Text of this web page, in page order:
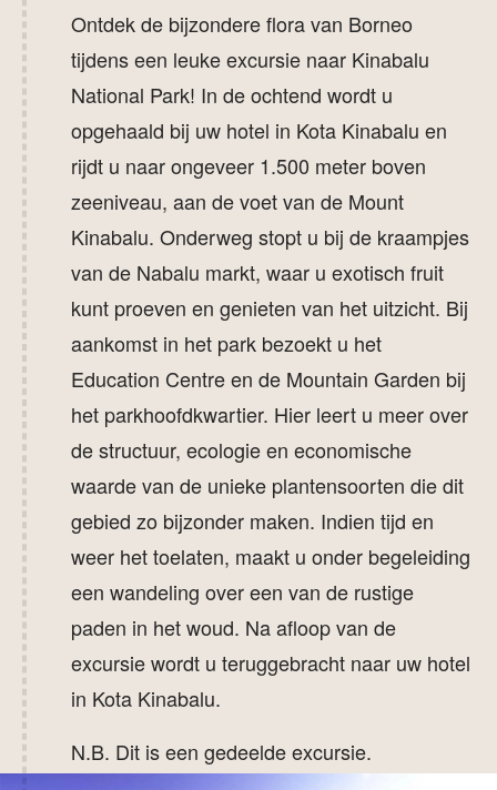
Ontdek de bijzondere flora van Borneo
tijdens een leuke excursie naar Kinabalu
National Park! In de ochtend wordt u
opgehaald bij uw hotel in Kota Kinabalu en
rijdt u naar ongeveer 1.500 meter boven
zeeniveau, aan de voet van de Mount
Kinabalu. Onderweg stopt u bij de kraampjes
van de Nabalu markt, waar u exotisch fruit
kunt proeven en genieten van het uitzicht. Bij
aankomst in het park bezoekt u het
Education Centre en de Mountain Garden bij
het parkhoofdkwartier. Hier leert u meer over
de structuur, ecologie en economische
waarde van de unieke plantensoorten die dit
gebied zo bijzonder maken. Indien tijd en
weer het toelaten, maakt u onder begeleiding
een wandeling over een van de rustige
paden in het woud. Na afloop van de
excursie wordt u teruggebracht naar uw hotel
in Kota Kinabalu.
N.B. Dit is een gedeelde excursie.